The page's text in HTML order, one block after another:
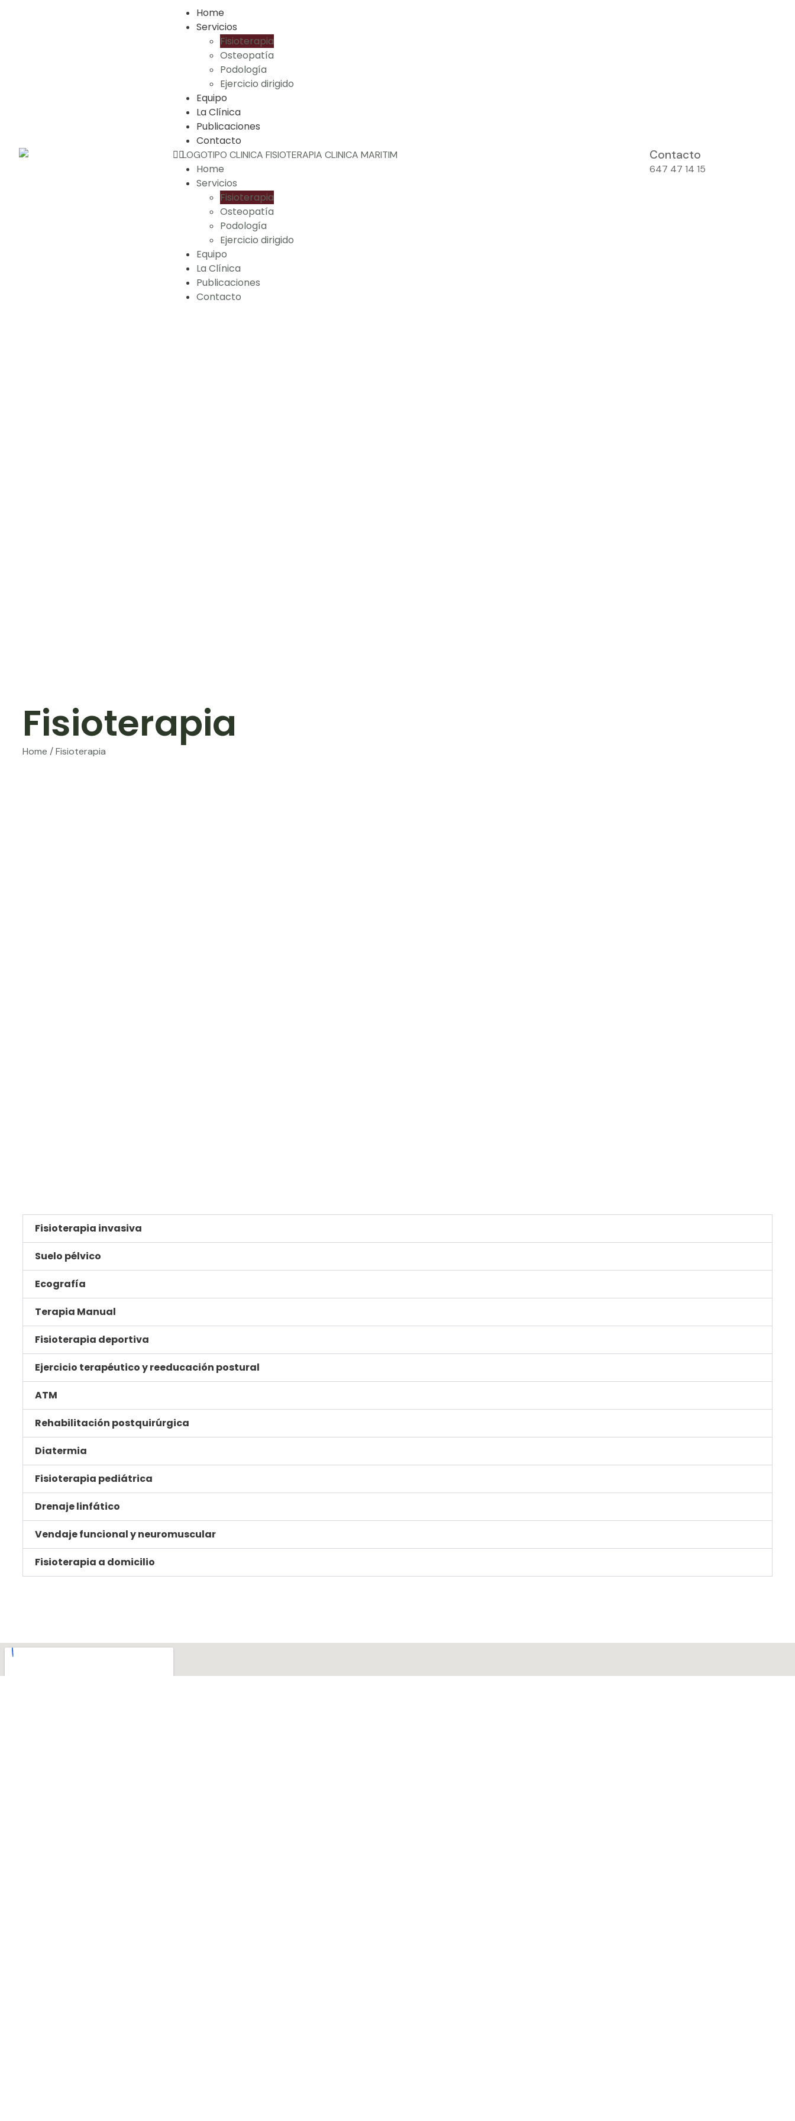
Home
Servicios
Fisioterapia
Osteopatía
Podología
Ejercicio dirigido
Equipo
La Clínica
Publicaciones
Contacto
Home
Servicios
Fisioterapia
Osteopatía
Podología
Ejercicio dirigido
Equipo
La Clínica
Publicaciones
Contacto
Contacto
647 47 14 15
Fisioterapia
Home / Fisioterapia
Fisioterapia invasiva
Suelo pélvico
Ecografía
Terapia Manual
Fisioterapia deportiva
Ejercicio terapéutico y reeducación postural
ATM
Rehabilitación postquirúrgica
Diatermia
Fisioterapia pediátrica
Drenaje linfático
Vendaje funcional y neuromuscular
Fisioterapia a domicilio